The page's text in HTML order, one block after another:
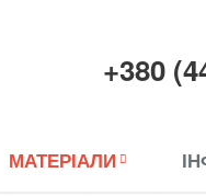
+380
МАТЕРІАЛИ